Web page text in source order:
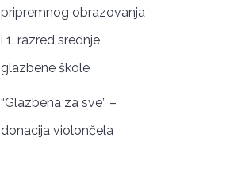
pripremnog obrazovanja
i 1. razred srednje
glazbene škole
“Glazbena za sve” –
donacija violončela